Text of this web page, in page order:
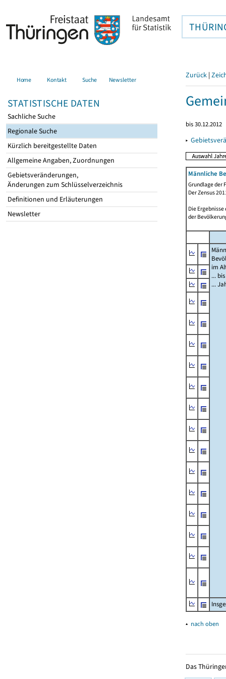
Home Kontakt Suche Newsletter
STATISTISCHE DATEN
Sachliche Suche
Regionale Suche
Kürzlich bereitgestellte Daten
Allgemeine Angaben, Zuordnungen
Gebietsveränderungen,
Änderungen zum Schlüsselverzeichnis
Definitionen und Erläuterungen
Newsletter
Zurück |
bis 30.12.2012
▸
Männliche
Grundlage der
Der Zensus
Die
der
im
...
...
▴ nach oben
Das